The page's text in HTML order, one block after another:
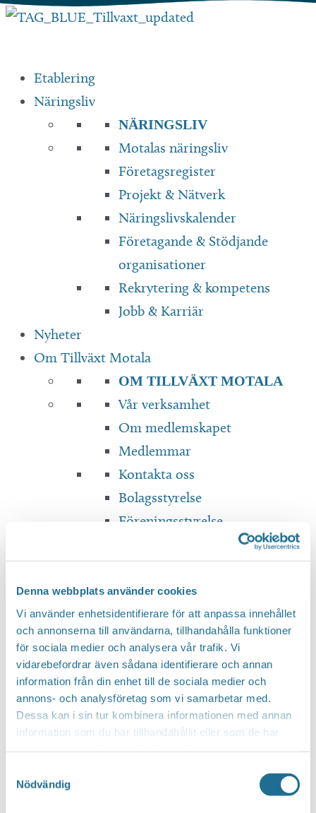
Denna webbplats använder cookies
Vi använder enhetsidentifierare för att anpassa innehållet
och annonserna till användarna, tillhandahålla funktioner
för sociala medier och analysera vår trafik. Vi
vidarebefordrar även sådana identifierare och annan
information från din enhet till de sociala medier och
annons- och analysföretag som vi samarbetar med.
Dessa kan i sin tur kombinera informationen med annan
information som du har tillhandahållit eller som de har
Nödvändig
Hoppa
Etablering
Näringsliv
NÄRINGSLIV
Motalas näringsliv
Företagsregister
Projekt & Nätverk
Näringslivskalender
Företagande & Stödjande
organisationer
Rekrytering & kompetens
Jobb & Karriär
Nyheter
Om Tillväxt Motala
OM TILLVÄXT MOTALA
Vår verksamhet
Om medlemskapet
Medlemmar
Kontakta oss
Bolagsstyrelse
Föreningsstyrelse
Dokument & Rapporter
Translate
Hittar du inte vad du söker?
Sök här... SEARCH